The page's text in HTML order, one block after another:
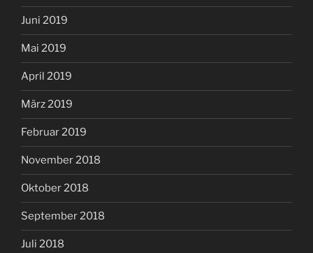
Juni 2019
Mai 2019
April 2019
März 2019
Februar 2019
November 2018
Oktober 2018
September 2018
Juli 2018